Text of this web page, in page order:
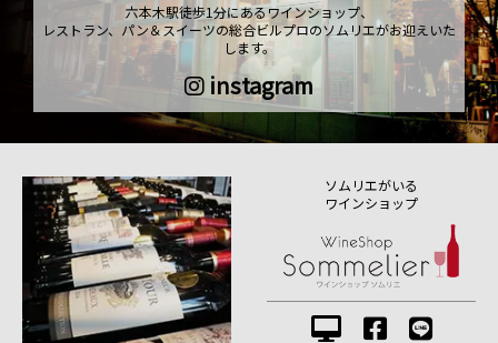
六本木駅徒歩1分にあるワインショップ、
レストラン、パン＆スイーツの総合ビルプロのソムリエがお迎えいた
します。
instagram
ソムリエがいる
ワインショップ